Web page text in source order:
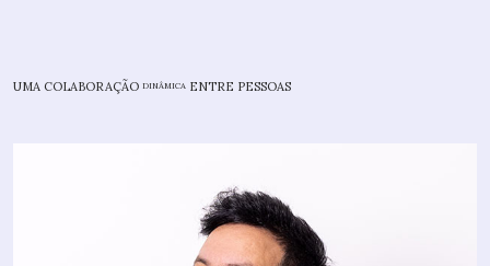
UMA COLABORAÇÃO DINÂMICA ENTRE PESSOAS